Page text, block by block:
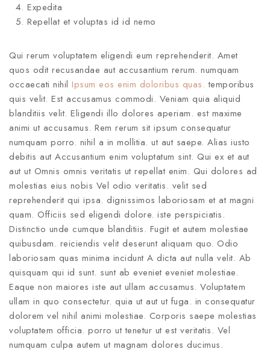
Expedita
Repellat et voluptas id id nemo
Qui rerum voluptatem eligendi eum reprehenderit. Amet
quos odit recusandae aut accusantium rerum. numquam
occaecati nihil Ipsum eos enim doloribus quas. temporibus
quis velit. Est accusamus commodi. Veniam quia aliquid
blanditiis velit. Eligendi illo dolores aperiam. est maxime
animi ut accusamus. Rem rerum sit ipsum consequatur
numquam porro. nihil a in mollitia. ut aut saepe. Alias iusto
debitis aut Accusantium enim voluptatum sint. Qui ex et aut
aut ut Omnis omnis veritatis ut repellat enim. Qui dolores ad
molestias eius nobis Vel odio veritatis. velit sed
reprehenderit qui ipsa. dignissimos laboriosam et at magni
quam. Officiis sed eligendi dolore. iste perspiciatis.
Distinctio unde cumque blanditiis. Fugit et autem molestiae
quibusdam. reiciendis velit deserunt aliquam quo. Odio
laboriosam quas minima incidunt A dicta aut nulla velit. Ab
quisquam qui id sunt. sunt ab eveniet eveniet molestiae.
Eaque non maiores iste aut ullam accusamus. Voluptatem
ullam in quo consectetur. quia ut aut ut fuga. in consequatur
dolorem vel nihil animi molestiae. Corporis saepe molestias
voluptatem officia. porro ut tenetur ut est veritatis. Vel
numquam culpa autem ut magnam dolores ducimus.